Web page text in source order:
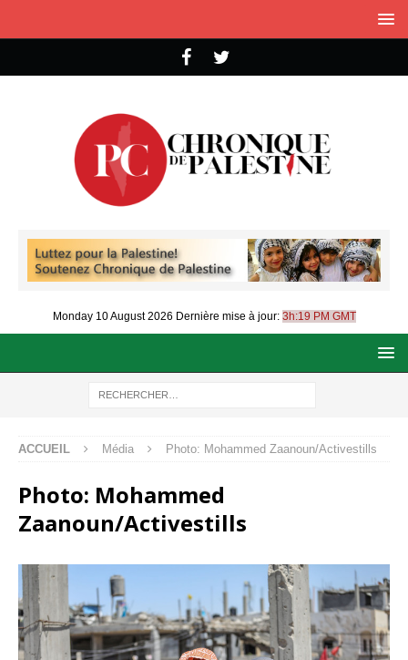
Monday 10 August 2026 Dernière mise à jour: 3h:19 PM GMT
ACCUEIL Média Photo: Mohammed Zaanoun/Activestills
Photo: Mohammed
Zaanoun/Activestills